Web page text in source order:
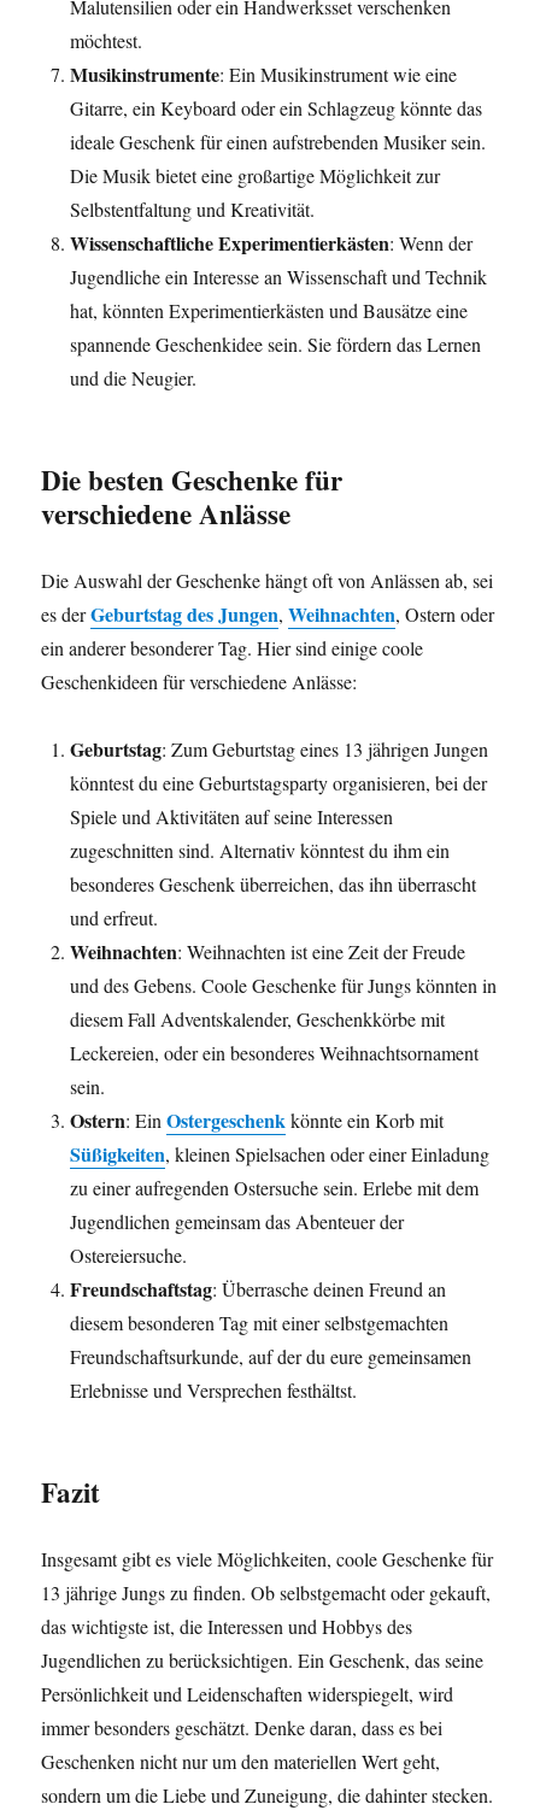
Malutensilien oder ein Handwerksset verschenken
möchtest.
Musikinstrumente: Ein Musikinstrument wie eine
Gitarre, ein Keyboard oder ein Schlagzeug könnte das
ideale Geschenk für einen aufstrebenden Musiker sein.
Die Musik bietet eine großartige Möglichkeit zur
Selbstentfaltung und Kreativität.
Wissenschaftliche Experimentierkästen: Wenn der
Jugendliche ein Interesse an Wissenschaft und Technik
hat, könnten Experimentierkästen und Bausätze eine
spannende Geschenkidee sein. Sie fördern das Lernen
und die Neugier.
Die besten Geschenke für
verschiedene Anlässe
Die Auswahl der Geschenke hängt oft von Anlässen ab, sei
es derGeburtstag des Jungen,Weihnachten, Ostern oder
ein anderer besonderer Tag. Hier sind einige coole
Geschenkideen für verschiedene Anlässe:
Geburtstag: Zum Geburtstag eines 13 jährigen Jungen
könntest du eine Geburtstagsparty organisieren, bei der
Spiele und Aktivitäten auf seine Interessen
zugeschnitten sind. Alternativ könntest du ihm ein
besonderes Geschenk überreichen, das ihn überrascht
und erfreut.
Weihnachten: Weihnachten ist eine Zeit der Freude
und des Gebens. Coole Geschenke für Jungs könnten in
diesem Fall Adventskalender, Geschenkkörbe mit
Leckereien, oder ein besonderes Weihnachtsornament
sein.
Ostern: EinOstergeschenkkönnte ein Korb mit
Süßigkeiten, kleinen Spielsachen oder einer Einladung
zu einer aufregenden Ostersuche sein. Erlebe mit dem
Jugendlichen gemeinsam das Abenteuer der
Ostereiersuche.
Freundschaftstag: Überrasche deinen Freund an
diesem besonderen Tag mit einer selbstgemachten
Freundschaftsurkunde, auf der du eure gemeinsamen
Erlebnisse und Versprechen festhältst.
Fazit
Insgesamt gibt es viele Möglichkeiten, coole Geschenke für
13 jährige Jungs zu finden. Ob selbstgemacht oder gekauft,
das wichtigste ist, die Interessen und Hobbys des
Jugendlichen zu berücksichtigen. Ein Geschenk, das seine
Persönlichkeit und Leidenschaften widerspiegelt, wird
immer besonders geschätzt. Denke daran, dass es bei
Geschenken nicht nur um den materiellen Wert geht,
sondern um die Liebe und Zuneigung, die dahinter stecken.